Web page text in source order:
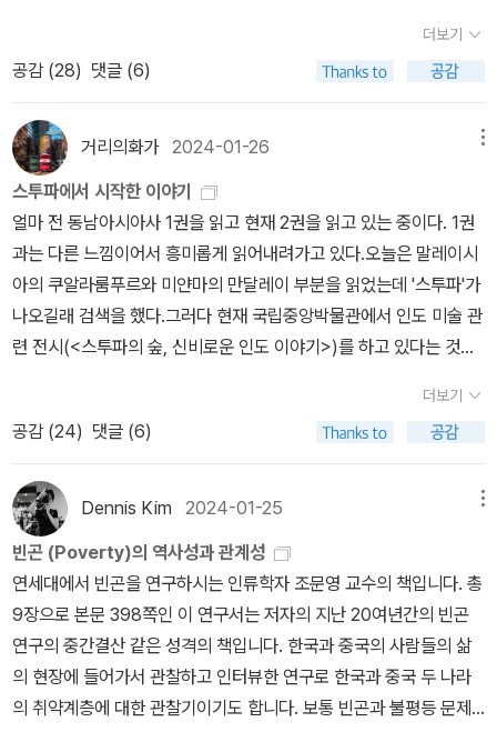
가 담겼다. 교육·문화 자본을 갖춘 청년의 불안에 깃든 우울과 열망은
도시 빈민의 취약성과 긴장 속에서 마주친다. 마지막으로 9장 「인류
시대의 빈곤을 ‘어디로 가게 할 것인가’를 질문한다. 지구생활자-파괴
자가 치열하게 붙들어온 ‘발전의 꿈’과 인간의 취약성·유한성이라는
공통의 숙명을 대조하며, 저자는 느린 시간 감각 속에서의 동거를 제
안한다. 그 방법은 역설적이게도 질문에 답하기를 거부하면서 다만
과정에 부단히 동참하는 것일 것이다. 빈곤 연구 20년, 마주침의 긴
장 속에서 저자가 빈곤을 인류학 연구 주제로 삼은 건 (지금까지도 많
은 이가 찾아 읽는) 석사논문 「'가난의 문화' 만들기: 빈민지역에서 ‘가
난’과 ‘복지’의 관계에 대한 연구」를 발표한 2001년부터다. 그러나 그
절 재개발 지역에서의 공부방 활동으로, 혹은 그보다 오래전인 1980
년대 중반 국민학생 시절 철거 현장을 목격한 경험으로 거슬러 올라
가는지도 모른다. 그는 빈곤 문제를 처음으로 진지하게 인식하게 된
때를 자문하며 어렴풋한 장면 하나를 떠올린다. 김포공항 근처에서
국민학교에 다니던 시절이다. 급우들이 1000원씩 모아 문집을 만들
기로 했는데, 방학이 되어도 돈이 다 걷히지 않았다. 수금을 빙자해서
몇몇 친구가 사는 목동을 찾았다. 버스를 타고 목동 오거리에서 내려
얼마쯤 걸었을까. 매캐한 먼지 사이로 아수라가 펼쳐졌다. 분진에 뒤
덮인 소쿠리, 골목에 나뒹구는 냄비, 아이의 울음, 엄마의 통곡, 철거
반원의 욕설이 뒤엉킨 그날의 경관은 뿌연 잔해로, 선명한 충격으로
오랫동안 나를 괴롭혔다.(15-16) 민주화운동, 빈민운동사에서 ‘목동
있다는 사실 자체가 신기했는데, 이 책을 펼치니 와, 놀라운 이야기가
가득했다.인간의 간섭이 어떤 생명에게 파괴를 가져오지만 또 어떤
버섯 채집이 그러나 채집꾼들의 손을 떠나 자본주의 세계로 들어오
고, 최종적으로 일본인에게로 가 선물이 될 때 다시 자본주의에서 멀
어지는. 세계가 어떻게든 어떤 식으로든 얽힐 수밖에 없는 과정을 보
는 것은 내내 흥미진진했다.이 책도 두 번 읽었다. 사실 가장 먼저 떠
올린 한국 소설은 '박경리'의 《토지》였지만, 그 책은 2000년 이전에
쓰여진 작품이라 패쓰. 사람들이 이승우의 소설 중 무얼 먼저 읽을까,
를 내게 물을 때, 나는 이 책, 《일식에 대하여》에 실린 단편 <고산지
대>를 추천한다. 일단, 이것만 읽어봐, 라고.이승우가 쓰는 소설은 다
다는 이승우 고유의 문장이 차지하는게 좀 더 크긴한데, 그 뛰어난 문
장들로 숙연한 이야기를 담아낸 게 <고산지대>이다. 고산지대의 마
지막을 읽노라면, 소름이 돋는다.'최고의 책'이라고 해서 <고산지대>
가 실린 이 책을 선택하긴 했지만, 사실 나는 이승우의 《사랑이 한
일》을 굉장히, 개인적으로 좋아한다. 아브라함과 아들의 이야기, 그리
고 하갈의 이야기를 이승우 식으로 다시 쓰기한 것이, 그 안에 담긴 고
민과 정서가 그리고 사랑이 너무너무 좋다. 네번째는 '아다니아 쉬블
리'의 《사소한 일》.아, 바로 이 맛에 문학을 읽는거야, 문학은 이런 일
을 할 수 있어! 라고 감탄하며 읽었던 책이다.팔레스타인 작가가 쓴 전
쟁과 그 안의 인간에 대한 이야기, 그리고 시간이 지나도 여전히 그대
로인 상황에 대한 이야기. 어떤 지점에서 분명 괴롭지만, 그러나 그 괴
읽었다. <도시로 보는 동남아시아사>는 작년 말 현대의 아시아사를
읽고 나서 동남아시아사의 입문서 성격으로 읽은 것이다. '도시'를 주
제로 하여 동남아시아를 접근하는 것이 특징이다. 1권에 등장하는 도
시들은 특히 생소한 경우가 많아서 놀랐다. 2권의 도시들은 국가의
수도를 다루고 있어서 1권과는 다른 느낌이었다(13개의 도시 중 5개
가 그렇다). 도시별로 저자가 다르기 때문에 글쓰는 방식이 다르다.
어떤 저자는 일반적인 여행서의 접근 방식을 취한다면 다른 저자는
사람들의 삶에 초점을 맞추고 또 다른 저자는 역사와 문화, 유물을 충
실히 설명하는 식이다. 스타일은 다르지만 대부분 각 도시가 어떻게
탄생했고 발전했는지, 그곳 사람들은 어떻게 살아가는지, 어떤 곳이
유명하고 먹거리는 무엇이 있는지 등 많은 정보들을 담고 있다. 그래
서 이 책은 한 번에 읽기보다는 도시별로 끊어 읽거나 같은 저자가 쓴
도시들을 묶어서 읽는 것을 조심스레 추천한다.<갑골문자>는 1990
담았다. 더불어 중국의 유물과 문자에 관한 기원에 대해서도 전한다.
다큐멘터리나 논픽션 등을 평소 잘 본다면 지루하지 않게 읽을 수 있
고 중국 현대사에 관심이 있다면 더 흥미롭게 읽을 수 있을 것 같다.
당시 중국과 미국-서방 간 외교적 갈등, 9.11 테러 이후 확실해진 미
국인의 이슬람 극단주의자 혐오를 비롯하여 중국 주변 세계의 정보를
확인할 수 있고 단속을 위해 신장 등 중국 내부를 취합하려는 모습도
확인 가능하다. 당시 중국 사람들의 삶의 모습을 간접적으로 들여다
보며 한국의 과거를 보는 듯한 향수를 느낄 수도 있었다. <속자치통
더보기
공감 (28) 댓글 (6)
거리의화가2024-01-26
스투파에서 시작한 이야기
얼마 전 동남아시아사 1권을 읽고 현재 2권을 읽고 있는 중이다. 1권
과는 다른 느낌이어서 흥미롭게 읽어내려가고 있다.오늘은 말레이시
아의 쿠알라룸푸르와 미얀마의 만달레이 부분을 읽었는데 '스투파'가
나오길래 검색을 했다.그러다 현재 국립중앙박물관에서 인도 미술 관
련 전시(<스투파의 숲, 신비로운 인도 이야기>)를 하고 있다는 것을
흔치 않은 주제의 전시인 것 같아서 호기심이 갔다.작년 12월에 오픈
을 해서 올해 4월 중순까지 한다. 아쉽게도 얼리버드 기간이 끝나 이
제는 매달 마지막주 수요일이 아니면 정가지만 착한 가격이라 상관
없다. 미리 다녀온 사람의 후기를 찾아 보면서 구성도 흥미롭지만 내
용에 집중할 수 있도록 신경 쓴 조명이나 배치도 눈에 들어왔다. 만약
검색을 하지 않았다면 전시를 지나치고 놓쳤을 것이다. 예전에는 주
기적으로 국립중앙박물관에 가서 전시를 보고 강연을 듣기도 했는데
이제는... 이번에 가게 된다면 몇 년만에 가게 되는 것이라 여행하는
느낌으로 가게 될 것 같다. 인도 미술을 아예 모르기 때문에 가기 전
에 인도 미술 관련 책을 읽어보고 가는 것이 관람을 더 즐겁게 하는 방
법이겠지.이 시리즈는 진작 찜해둔 것인데 우선 순위에 밀려 아직도
더보기
공감 (24) 댓글 (6)
Dennis Kim 2024-01-25
빈곤 (Poverty)의 역사성과 관계성
연세대에서 빈곤을 연구하시는 인류학자 조문영 교수의 책입니다. 총
9장으로 본문 398쪽인 이 연구서는 저자의 지난 20여년간의 빈곤
연구의 중간결산 같은 성격의 책입니다. 한국과 중국의 사람들의 삶
의 현장에 들어가서 관찰하고 인터뷰한 연구로 한국과 중국 두 나라
의 취약계층에 대한 관찰기이기도 합니다. 보통 빈곤과 불평등 문제